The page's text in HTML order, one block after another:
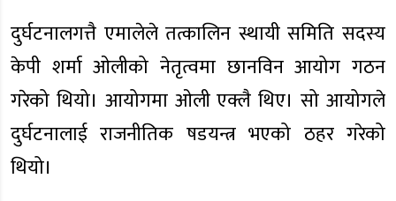
दुर्घटनालगत्तै एमालेले तत्कालिन स्थायी समिति सदस्य
केपी शर्मा ओलीको नेतृत्वमा छानविन आयोग गठन
गरेको थियो। आयोगमा ओली एक्लै थिए। सो आयोगले
दुर्घटनालाई राजनीतिक षडयन्त्र भएको ठहर गरेको
थियो।